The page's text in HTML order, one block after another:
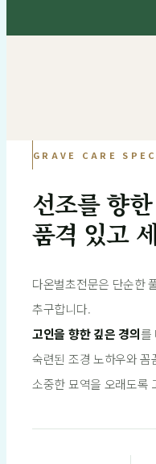
GRAVE CARE
선조를 향한
품격 있고
다온벌초전문은 단순한
추구합니다.
고인을 향한 깊은 경의를
숙련된 조경 노하우와 꼼
소중한 묘역을 오래도록